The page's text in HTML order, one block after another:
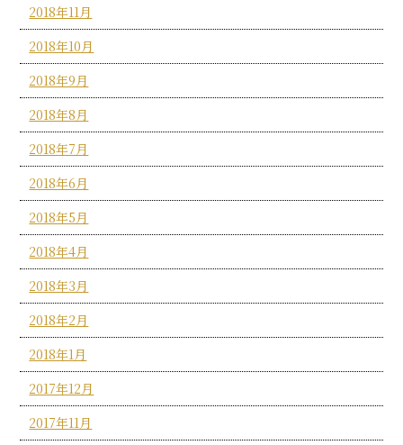
2018年11月
2018年10月
2018年9月
2018年8月
2018年7月
2018年6月
2018年5月
2018年4月
2018年3月
2018年2月
2018年1月
2017年12月
2017年11月